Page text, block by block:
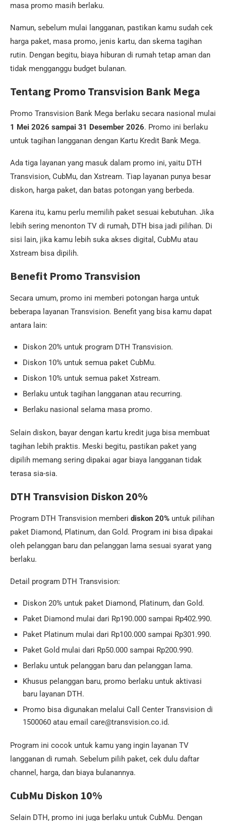
masa promo masih berlaku.
Namun, sebelum mulai langganan, pastikan kamu sudah cek
harga paket, masa promo, jenis kartu, dan skema tagihan
rutin. Dengan begitu, biaya hiburan di rumah tetap aman dan
tidak mengganggu budget bulanan.
Tentang Promo Transvision Bank Mega
Promo Transvision Bank Mega berlaku secara nasional mulai
1 Mei 2026 sampai 31 Desember 2026. Promo ini berlaku
untuk tagihan langganan dengan Kartu Kredit Bank Mega.
Ada tiga layanan yang masuk dalam promo ini, yaitu DTH
Transvision, CubMu, dan Xstream. Tiap layanan punya besar
diskon, harga paket, dan batas potongan yang berbeda.
Karena itu, kamu perlu memilih paket sesuai kebutuhan. Jika
lebih sering menonton TV di rumah, DTH bisa jadi pilihan. Di
sisi lain, jika kamu lebih suka akses digital, CubMu atau
Xstream bisa dipilih.
Benefit Promo Transvision
Secara umum, promo ini memberi potongan harga untuk
beberapa layanan Transvision. Benefit yang bisa kamu dapat
antara lain:
Diskon 20% untuk program DTH Transvision.
Diskon 10% untuk semua paket CubMu.
Diskon 10% untuk semua paket Xstream.
Berlaku untuk tagihan langganan atau recurring.
Berlaku nasional selama masa promo.
Selain diskon, bayar dengan kartu kredit juga bisa membuat
tagihan lebih praktis. Meski begitu, pastikan paket yang
dipilih memang sering dipakai agar biaya langganan tidak
terasa sia-sia.
DTH Transvision Diskon 20%
Program DTH Transvision memberi diskon 20% untuk pilihan
paket Diamond, Platinum, dan Gold. Program ini bisa dipakai
oleh pelanggan baru dan pelanggan lama sesuai syarat yang
berlaku.
Detail program DTH Transvision:
Diskon 20% untuk paket Diamond, Platinum, dan Gold.
Paket Diamond mulai dari Rp190.000 sampai Rp402.990.
Paket Platinum mulai dari Rp100.000 sampai Rp301.990.
Paket Gold mulai dari Rp50.000 sampai Rp200.990.
Berlaku untuk pelanggan baru dan pelanggan lama.
Khusus pelanggan baru, promo berlaku untuk aktivasi
baru layanan DTH.
Promo bisa digunakan melalui Call Center Transvision di
1500060 atau email care@transvision.co.id.
Program ini cocok untuk kamu yang ingin layanan TV
langganan di rumah. Sebelum pilih paket, cek dulu daftar
channel, harga, dan biaya bulanannya.
CubMu Diskon 10%
Selain DTH, promo ini juga berlaku untuk CubMu. Dengan